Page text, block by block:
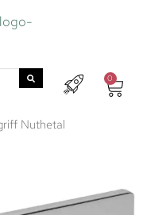
0
Nuthetal